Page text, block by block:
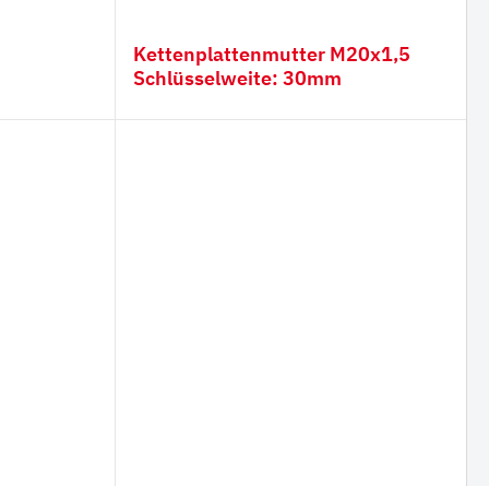
Kettenplattenmutter M20x1,5
Schlüsselweite: 30mm